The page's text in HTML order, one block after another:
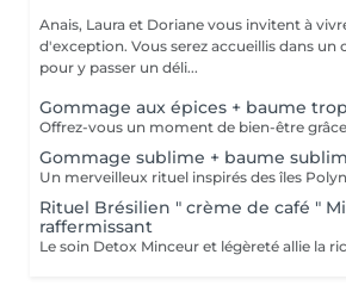
Anais, Laura et Doriane vous invitent à
d'exception. Vous serez accueillis dans un cadre raffiné et feutré
pour y passer un déli...
Gommage aux épices + baume
Gommage sublime + baume
Rituel Brésilien " crème de café "
raffermissant